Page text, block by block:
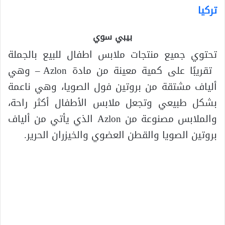
تركيا
بيبي سوي
تحتوي جميع منتجات ملابس اطفال للبيع بالجملة
تقريبًا على كمية معينة من مادة Azlon – وهي
ألياف مشتقة من بروتين فول الصويا، وهي ناعمة
بشكل طبيعي وتجعل ملابس الأطفال أكثر راحة،
والملابس مصنوعة من Azlon الذي يأتي من ألياف
بروتين الصويا والقطن العضوي والخيزران الحرير.